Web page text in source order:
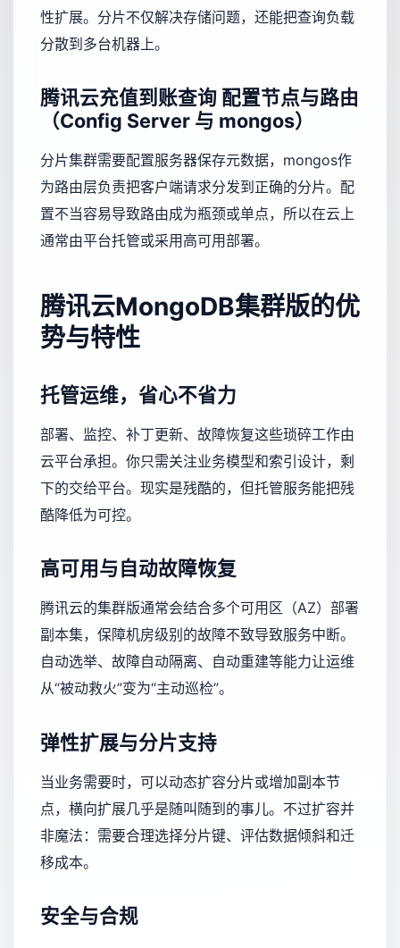
性扩展。分片不仅解决存储问题，还能把查询负载
分散到多台机器上。
腾讯云充值到账查询 配置节点与路由
（Config Server 与 mongos）
分片集群需要配置服务器保存元数据，mongos作
为路由层负责把客户端请求分发到正确的分片。配
置不当容易导致路由成为瓶颈或单点，所以在云上
通常由平台托管或采用高可用部署。
腾讯云MongoDB集群版的优
势与特性
托管运维，省心不省力
部署、监控、补丁更新、故障恢复这些琐碎工作由
云平台承担。你只需关注业务模型和索引设计，剩
下的交给平台。现实是残酷的，但托管服务能把残
酷降低为可控。
高可用与自动故障恢复
腾讯云的集群版通常会结合多个可用区（AZ）部署
副本集，保障机房级别的故障不致导致服务中断。
自动选举、故障自动隔离、自动重建等能力让运维
从“被动救火”变为“主动巡检”。
弹性扩展与分片支持
当业务需要时，可以动态扩容分片或增加副本节
点，横向扩展几乎是随叫随到的事儿。不过扩容并
非魔法：需要合理选择分片键、评估数据倾斜和迁
移成本。
安全与合规